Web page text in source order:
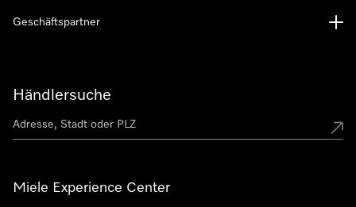
Händlersuche
Miele Experience Center
Geschäftspartner